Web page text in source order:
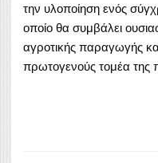
την υλοποίηση ενός
οποίο θα συμβάλει
αγροτικής παραγωγής
πρωτογενούς τομέα της